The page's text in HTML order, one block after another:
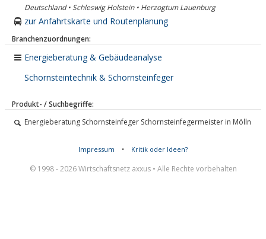
Deutschland • Schleswig Holstein • Herzogtum Lauenburg
zur Anfahrtskarte und Routenplanung
Branchenzuordnungen:
Energieberatung & Gebäudeanalyse
Schornsteintechnik & Schornsteinfeger
Produkt- / Suchbegriffe:
Energieberatung Schornsteinfeger Schornsteinfegermeister in Mölln
Impressum • Kritik oder Ideen?
© 1998 - 2026 Wirtschaftsnetz axxus • Alle Rechte vorbehalten